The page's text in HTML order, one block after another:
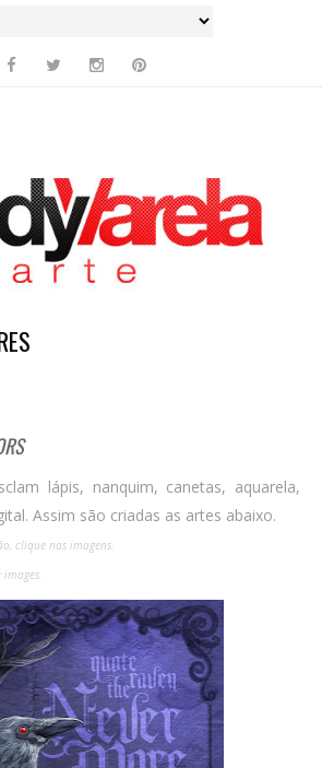
lápis, nanquim, canetas, aquarela,
Assim são criadas as artes abaixo.
clique nas imagens.
images.